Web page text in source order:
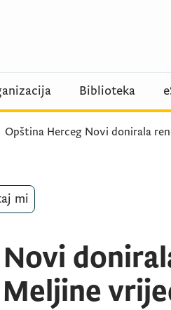
Biblioteka
Opština Herceg Novi donirala
mi